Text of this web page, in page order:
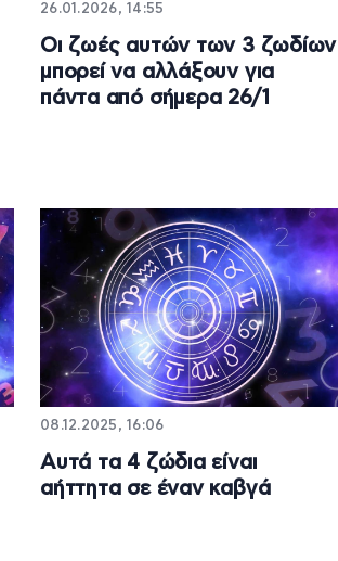
26.01.2026, 14:55
Οι ζωές αυτών των 3 ζωδίων
μπορεί να αλλάξουν για
πάντα από σήμερα 26/1
08.12.2025, 16:06
Αυτά τα 4 ζώδια είναι
αήττητα σε έναν καβγά